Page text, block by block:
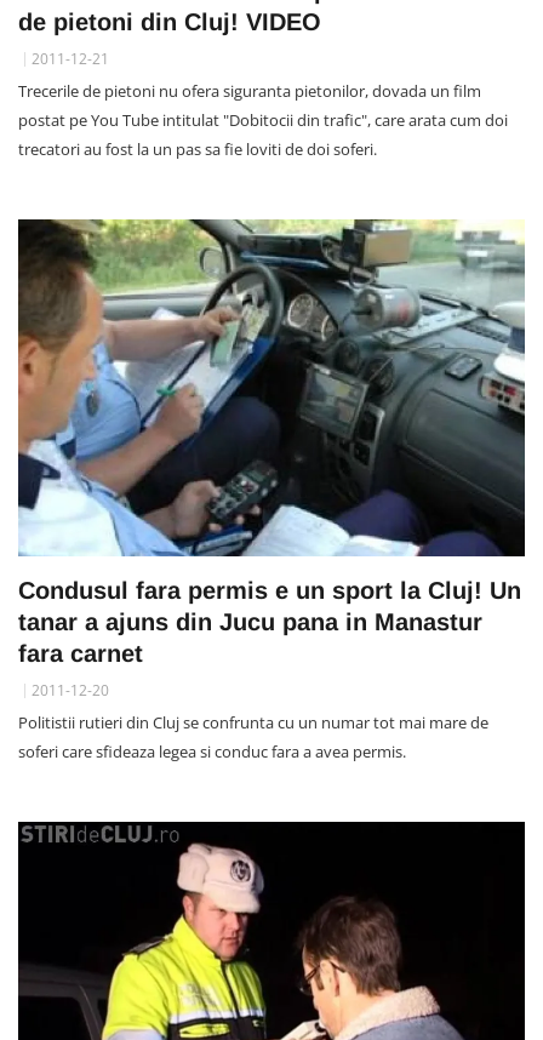
de pietoni din Cluj! VIDEO
2011-12-21
Trecerile de pietoni nu ofera siguranta pietonilor, dovada un film
postat pe You Tube intitulat "Dobitocii din trafic", care arata cum doi
trecatori au fost la un pas sa fie loviti de doi soferi.
Condusul fara permis e un sport la Cluj! Un
tanar a ajuns din Jucu pana in Manastur
fara carnet
2011-12-20
Politistii rutieri din Cluj se confrunta cu un numar tot mai mare de
soferi care sfideaza legea si conduc fara a avea permis.